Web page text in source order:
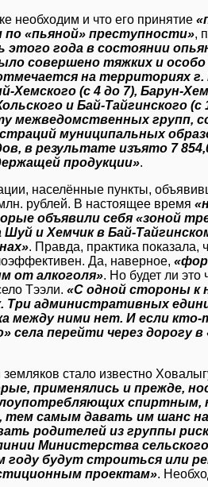
необходим и что его принятие
по «пьяной» преступности»,
этого года в состоянии
совершено тяжких и
на территориях г.
Хемского (с 4 до 7), Барун-
и Бай-Тайгинского (с
межведомственных групп,
муниципальных
в результате изъято 7
продукции».
населённые пункты,
рублей. В настоящее время
объявили себя «зоной
Шуй и Хемчик в Бай-
. Правда, практика показала,
Да, наверное,
от алкоголя». Но будет ли это
Тээли. «С одной стороны к
Три административных
между ними нет. И если
села перейти через дорогу
стало известно
применялись и прежде,
спиртным,
самым давать им шанс на
родителей из группы
Министерства сельского
будут строиться или
проектам».